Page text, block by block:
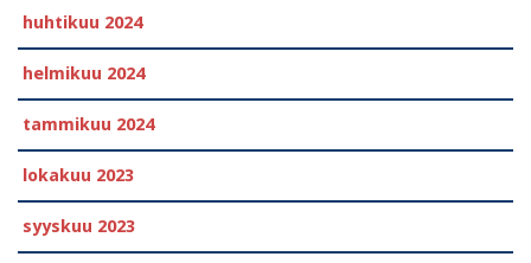
huhtikuu 2024
helmikuu 2024
tammikuu 2024
lokakuu 2023
syyskuu 2023